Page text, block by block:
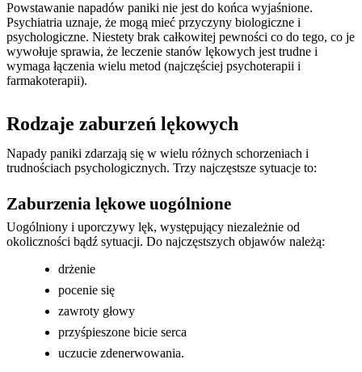
Powstawanie napadów paniki nie jest do końca wyjaśnione.
Psychiatria uznaje, że mogą mieć przyczyny biologiczne i
psychologiczne. Niestety brak całkowitej pewności co do tego, co je
wywołuje sprawia, że leczenie stanów lękowych jest trudne i
wymaga łączenia wielu metod (najczęściej psychoterapii i
farmakoterapii).
Rodzaje zaburzeń lękowych
Napady paniki zdarzają się w wielu różnych schorzeniach i
trudnościach psychologicznych. Trzy najczęstsze sytuacje to:
Zaburzenia lękowe uogólnione
Uogólniony i uporczywy lęk, występujący niezależnie od
okoliczności bądź sytuacji. Do najczęstszych objawów należą:
drżenie
pocenie się
zawroty głowy
przyśpieszone bicie serca
uczucie zdenerwowania.